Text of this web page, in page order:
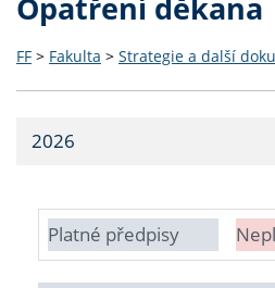
Opatření děkana
FF > Fakulta > Strategie a další
2026
Platné předpisy